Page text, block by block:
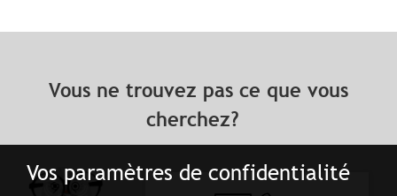
Vos paramètres de confidentialité
Vous ne trouvez pas ce que vous
cherchez?